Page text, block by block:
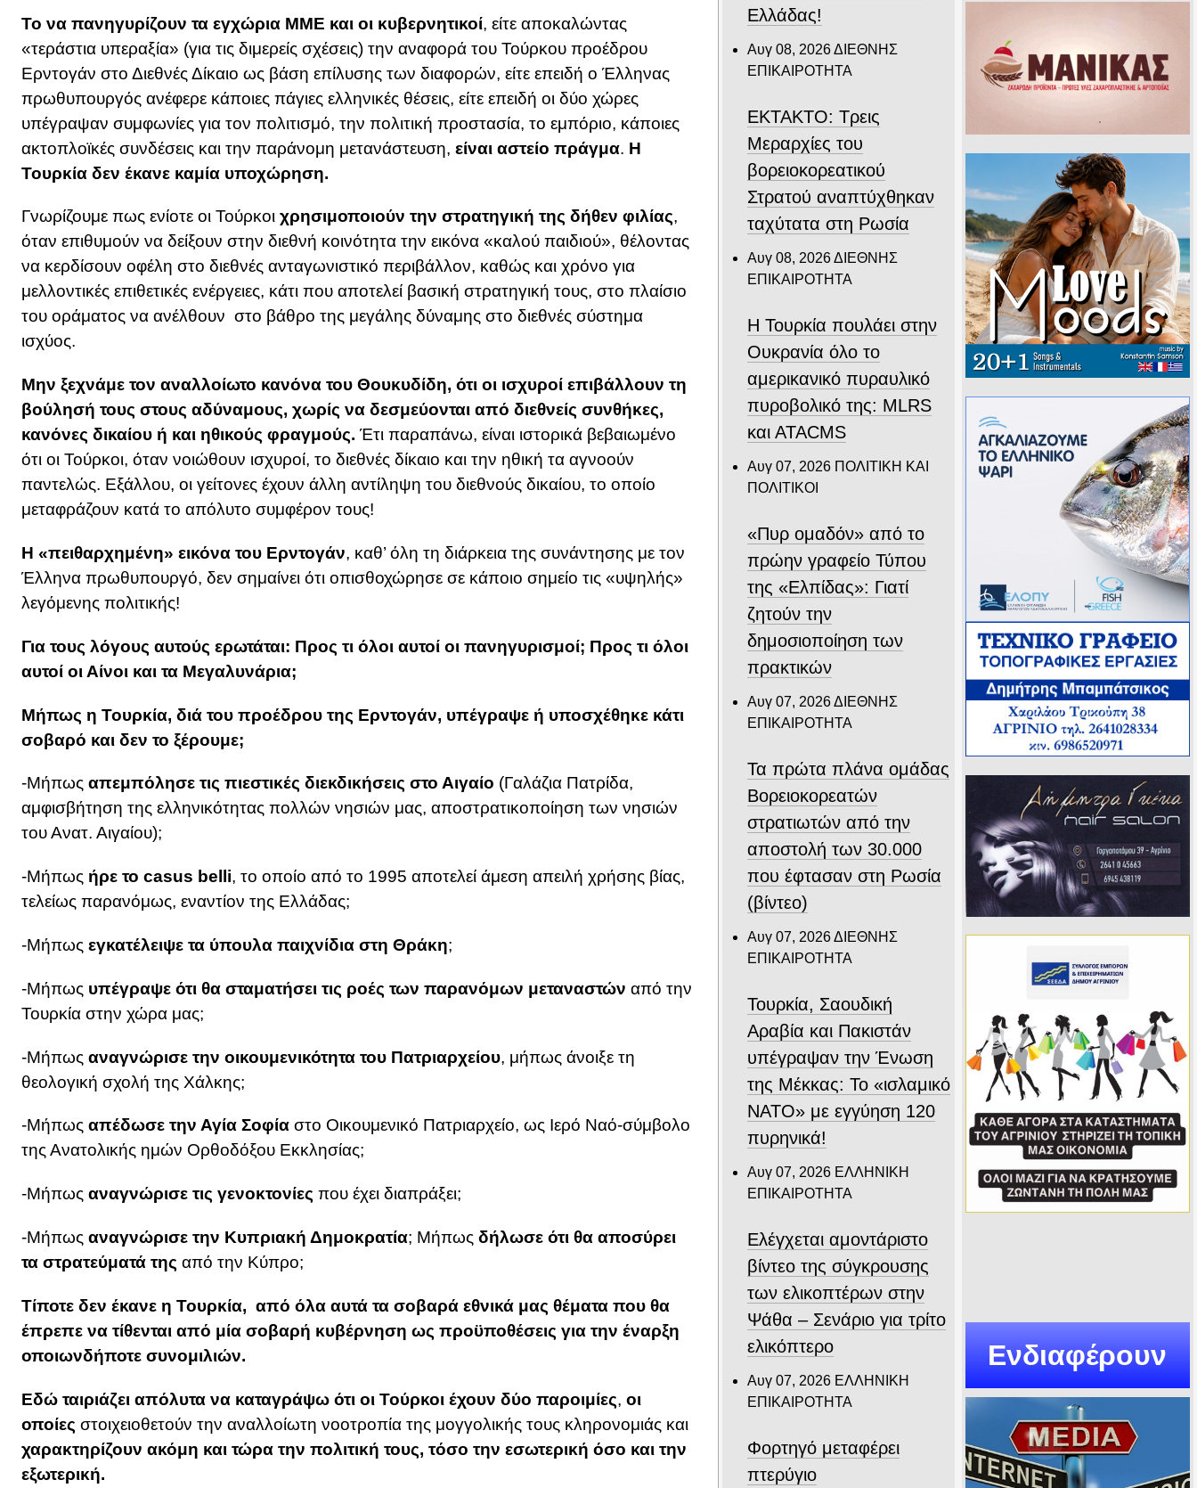
Το να πανηγυρίζουν τα εγχώρια ΜΜΕ και οι κυβερνητικοί, είτε αποκαλώντας
«τεράστια υπεραξία» (για τις διμερείς σχέσεις) την αναφορά του Τούρκου προέδρου
Ερντογάν στο Διεθνές Δίκαιο ως βάση επίλυσης των διαφορών, είτε επειδή ο Έλληνας
πρωθυπουργός ανέφερε κάποιες πάγιες ελληνικές θέσεις, είτε επειδή οι δύο χώρες
υπέγραψαν συμφωνίες για τον πολιτισμό, την πολιτική προστασία, το εμπόριο, κάποιες
ακτοπλοϊκές συνδέσεις και την παράνομη μετανάστευση, είναι αστείο πράγμα. Η
Τουρκία δεν έκανε καμία υποχώρηση.
Γνωρίζουμε πως ενίοτε οι Τούρκοι χρησιμοποιούν την στρατηγική της δήθεν φιλίας,
όταν επιθυμούν να δείξουν στην διεθνή κοινότητα την εικόνα «καλού παιδιού», θέλοντας
να κερδίσουν οφέλη στο διεθνές ανταγωνιστικό περιβάλλον, καθώς και χρόνο για
μελλοντικές επιθετικές ενέργειες, κάτι που αποτελεί βασική στρατηγική τους, στο πλαίσιο
του οράματος να ανέλθουν στο βάθρο της μεγάλης δύναμης στο διεθνές σύστημα
ισχύος.
Μην ξεχνάμε τον αναλλοίωτο κανόνα του Θουκυδίδη, ότι οι ισχυροί επιβάλλουν τη
βούλησή τους στους αδύναμους, χωρίς να δεσμεύονται από διεθνείς συνθήκες,
κανόνες δικαίου ή και ηθικούς φραγμούς. Έτι παραπάνω, είναι ιστορικά βεβαιωμένο
ότι οι Τούρκοι, όταν νοιώθουν ισχυροί, το διεθνές δίκαιο και την ηθική τα αγνοούν
παντελώς. Εξάλλου, οι γείτονες έχουν άλλη αντίληψη του διεθνούς δικαίου, το οποίο
μεταφράζουν κατά το απόλυτο συμφέρον τους!
Η «πειθαρχημένη» εικόνα του Ερντογάν, καθ’ όλη τη διάρκεια της συνάντησης με τον
Έλληνα πρωθυπουργό, δεν σημαίνει ότι οπισθοχώρησε σε κάποιο σημείο τις «υψηλής»
λεγόμενης πολιτικής!
Για τους λόγους αυτούς ερωτάται: Προς τι όλοι αυτοί οι πανηγυρισμοί; Προς τι όλοι
αυτοί οι Αίνοι και τα Μεγαλυνάρια;
Μήπως η Τουρκία, διά του προέδρου της Ερντογάν, υπέγραψε ή υποσχέθηκε κάτι
σοβαρό και δεν το ξέρουμε;
-Μήπως απεμπόλησε τις πιεστικές διεκδικήσεις στο Αιγαίο (Γαλάζια Πατρίδα,
αμφισβήτηση της ελληνικότητας πολλών νησιών μας, αποστρατικοποίηση των νησιών
του Ανατ. Αιγαίου);
-Μήπως ήρε το casus belli, το οποίο από το 1995 αποτελεί άμεση απειλή χρήσης βίας,
τελείως παρανόμως, εναντίον της Ελλάδας;
-Μήπως εγκατέλειψε τα ύπουλα παιχνίδια στη Θράκη;
-Μήπως υπέγραψε ότι θα σταματήσει τις ροές των παρανόμων μεταναστών από την
Τουρκία στην χώρα μας;
-Μήπως αναγνώρισε την οικουμενικότητα του Πατριαρχείου, μήπως άνοιξε τη
θεολογική σχολή της Χάλκης;
-Μήπως απέδωσε την Αγία Σοφία στο Οικουμενικό Πατριαρχείο, ως Ιερό Ναό-σύμβολο
της Ανατολικής ημών Ορθοδόξου Εκκλησίας;
-Μήπως αναγνώρισε τις γενοκτονίες που έχει διαπράξει;
-Μήπως αναγνώρισε την Κυπριακή Δημοκρατία; Μήπως δήλωσε ότι θα αποσύρει
τα στρατεύματά της από την Κύπρο;
Τίποτε δεν έκανε η Τουρκία, από όλα αυτά τα σοβαρά εθνικά μας θέματα που θα
έπρεπε να τίθενται από μία σοβαρή κυβέρνηση ως προϋποθέσεις για την έναρξη
οποιωνδήποτε συνομιλιών.
Εδώ ταιριάζει απόλυτα να καταγράψω ότι οι Τούρκοι έχουν δύο παροιμίες, οι
οποίες στοιχειοθετούν την αναλλοίωτη νοοτροπία της μογγολικής τους κληρονομιάς και
χαρακτηρίζουν ακόμη και τώρα την πολιτική τους, τόσο την εσωτερική όσο και την
εξωτερική.
Ελλάδας!
Αυγ 08, 2026ΔΙΕΘΝΗΣ
ΕΠΙΚΑΙΡΟΤΗΤΑ
ΕΚΤΑΚΤΟ: Τρεις
Μεραρχίες του
βορειοκορεατικού
Στρατού αναπτύχθηκαν
ταχύτατα στη Ρωσία
Αυγ 08, 2026ΔΙΕΘΝΗΣ
ΕΠΙΚΑΙΡΟΤΗΤΑ
Η Τουρκία πουλάει στην
Ουκρανία όλο το
αμερικανικό πυραυλικό
πυροβολικό της: MLRS
και ΑΤΑCMS
Αυγ 07, 2026 ΠΟΛΙΤΙΚΗ ΚΑΙ
ΠΟΛΙΤΙΚΟΙ
«Πυρ ομαδόν» από το
πρώην γραφείο Τύπου
της «Ελπίδας»: Γιατί
ζητούν την
δημοσιοποίηση των
πρακτικών
Αυγ 07, 2026ΔΙΕΘΝΗΣ
ΕΠΙΚΑΙΡΟΤΗΤΑ
Τα πρώτα πλάνα ομάδας
Βορειοκορεατών
στρατιωτών από την
αποστολή των 30.000
που έφτασαν στη Ρωσία
(βίντεο)
Αυγ 07, 2026ΔΙΕΘΝΗΣ
ΕΠΙΚΑΙΡΟΤΗΤΑ
Τουρκία, Σαουδική
Αραβία και Πακιστάν
υπέγραψαν την Ένωση
της Μέκκας: Το «ισλαμικό
ΝΑΤΟ» με εγγύηση 120
πυρηνικά!
Αυγ 07, 2026 ΕΛΛΗΝΙΚΗ
ΕΠΙΚΑΙΡΟΤΗΤΑ
Ελέγχεται αμοντάριστο
βίντεο της σύγκρουσης
των ελικοπτέρων στην
Ψάθα – Σενάριο για τρίτο
ελικόπτερο
Αυγ 07, 2026 ΕΛΛΗΝΙΚΗ
ΕΠΙΚΑΙΡΟΤΗΤΑ
Φορτηγό μεταφέρει
πτερύγιο
Ενδιαφέρουν